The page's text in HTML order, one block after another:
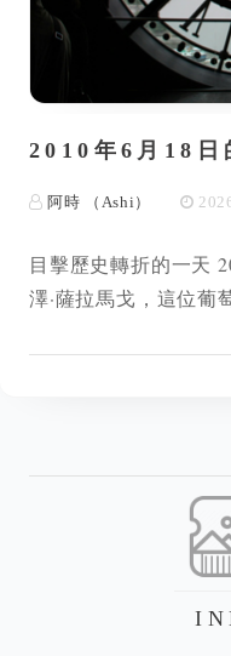
2010年6月18
阿時 （Ashi）
目擊歷史轉折的一天
澤·薩拉馬戈，這位葡